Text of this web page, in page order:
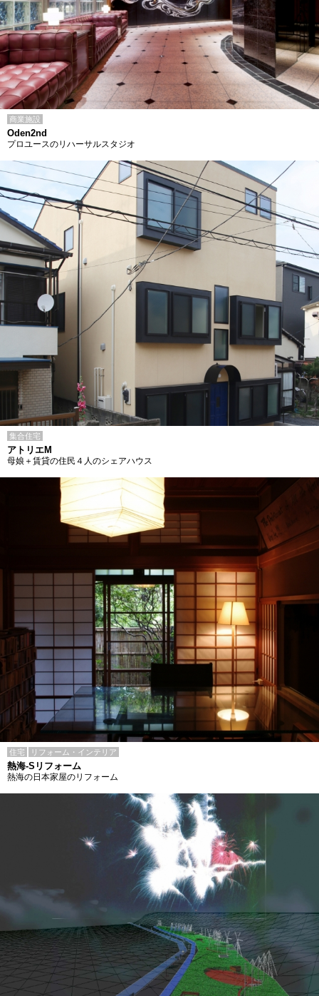
商業施設
Oden2nd
プロユースのリハーサルスタジオ
集合住宅
アトリエM
母娘＋賃貸の住民４人のシェアハウス
住宅 リフォーム・インテリア
熱海-Sリフォーム
熱海の日本家屋のリフォーム